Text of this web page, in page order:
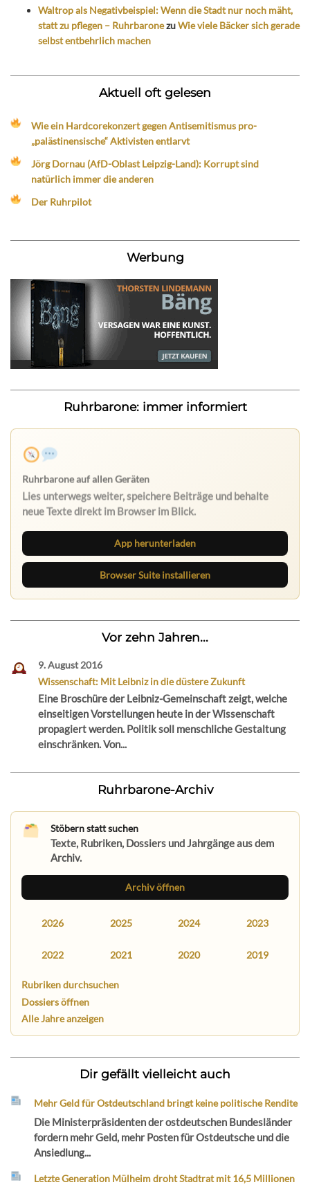
Waltrop als Negativbeispiel: Wenn die Stadt nur noch mäht,
statt zu pflegen – RuhrbaronezuWie viele Bäcker sich gerade
selbst entbehrlich machen
Aktuell oft gelesen
Wie ein Hardcorekonzert gegen Antisemitismus pro-
„palästinensische“ Aktivisten entlarvt
Jörg Dornau (AfD-Oblast Leipzig-Land): Korrupt sind
natürlich immer die anderen
Der Ruhrpilot
Werbung
Ruhrbarone: immer informiert
Ruhrbarone auf allen Geräten
Lies unterwegs weiter, speichere Beiträge und behalte
neue Texte direkt im Browser im Blick.
App herunterladen
Browser Suite installieren
Vor zehn Jahren...
9. August 2016
Wissenschaft: Mit Leibniz in die düstere Zukunft
Eine Broschüre der Leibniz-Gemeinschaft zeigt, welche
einseitigen Vorstellungen heute in der Wissenschaft
propagiert werden. Politik soll menschliche Gestaltung
einschränken. Von...
Ruhrbarone-Archiv
Stöbern statt suchen
Texte, Rubriken, Dossiers und Jahrgänge aus dem
Archiv.
Archiv öffnen
2026 2025 2024 2023
2022 2021 2020 2019
Rubriken durchsuchen
Dossiers öffnen
Alle Jahre anzeigen
Dir gefällt vielleicht auch
Mehr Geld für Ostdeutschland bringt keine politische Rendite
Die Ministerpräsidenten der ostdeutschen Bundesländer
fordern mehr Geld, mehr Posten für Ostdeutsche und die
Ansiedlung...
Letzte Generation Mülheim droht Stadtrat mit 16,5 Millionen